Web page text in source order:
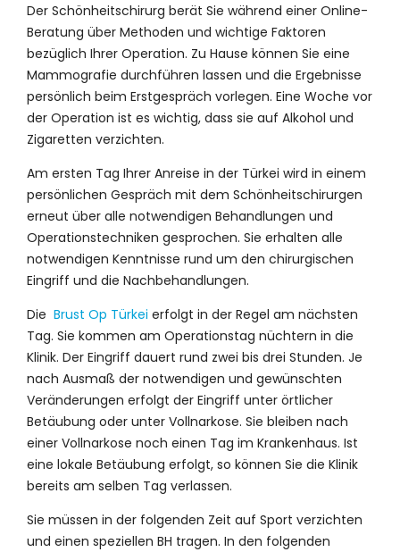
Der Schönheitschirurg berät Sie während einer Online-
Beratung über Methoden und wichtige Faktoren
bezüglich Ihrer Operation. Zu Hause können Sie eine
Mammografie durchführen lassen und die Ergebnisse
persönlich beim Erstgespräch vorlegen. Eine Woche vor
der Operation ist es wichtig, dass sie auf Alkohol und
Zigaretten verzichten.
Am ersten Tag Ihrer Anreise in der Türkei wird in einem
persönlichen Gespräch mit dem Schönheitschirurgen
erneut über alle notwendigen Behandlungen und
Operationstechniken gesprochen. Sie erhalten alle
notwendigen Kenntnisse rund um den chirurgischen
Eingriff und die Nachbehandlungen.
Die Brust Op Türkei erfolgt in der Regel am nächsten
Tag. Sie kommen am Operationstag nüchtern in die
Klinik. Der Eingriff dauert rund zwei bis drei Stunden. Je
nach Ausmaß der notwendigen und gewünschten
Veränderungen erfolgt der Eingriff unter örtlicher
Betäubung oder unter Vollnarkose. Sie bleiben nach
einer Vollnarkose noch einen Tag im Krankenhaus. Ist
eine lokale Betäubung erfolgt, so können Sie die Klinik
bereits am selben Tag verlassen.
Sie müssen in der folgenden Zeit auf Sport verzichten
und einen speziellen BH tragen. In den folgenden